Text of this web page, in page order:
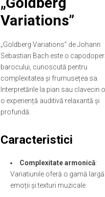
Variations”
„Goldberg Variations” de Johann
Sebastian Bach este o
barocului, cunoscută pentru
complexitatea și frumusețea sa.
Interpretările la pian sau clavecin
o experiență auditivă relaxantă și
profundă.
Caracteristici
Complexitate armonică:
Variatiunile oferă o gamă
emoții și texturi muzicale.